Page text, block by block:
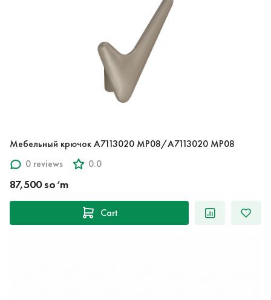
Мебельный крючок A7113020 MP08/A7113020 MP08
0 reviews
0.0
87,500 so‘m
Cart